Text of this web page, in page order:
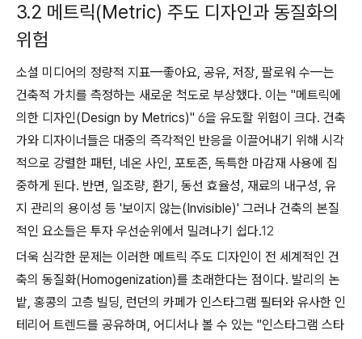
3.2 메트릭(Metric) 주도 디자인과 동질화의
위험
소셜 미디어의 정량적 지표—좋아요, 공유, 저장, 팔로워 수—는
건축적 가치를 측정하는 새로운 척도로 부상했다. 이는 "메트릭에
의한 디자인(Design by Metrics)" 6을 유도할 위험이 크다. 건축
가와 디자이너들은 대중의 즉각적인 반응을 이끌어내기 위해 시각
적으로 강렬한 패턴, 네온 사인, 포토존, 독특한 마감재 사용에 집
중하게 된다. 반면, 일조량, 환기, 동선 효율성, 재료의 내구성, 유
지 관리의 용이성 등 '보이지 않는(Invisible)' 그러나 건축의 본질
적인 요소들은 투자 우선순위에서 밀려나기 쉽다.12
더욱 심각한 문제는 이러한 메트릭 주도 디자인이 전 세계적인 건
축의 동질화(Homogenization)를 초래한다는 점이다. 발리의 논
밭, 홍콩의 고층 빌딩, 런던의 카페가 인스타그램 필터와 유사한 인
테리어 트렌드를 공유하며, 어디서나 볼 수 있는 "인스타그램 스타